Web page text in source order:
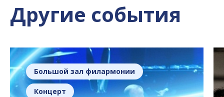
Другие события
Большой зал филармонии
Концерт